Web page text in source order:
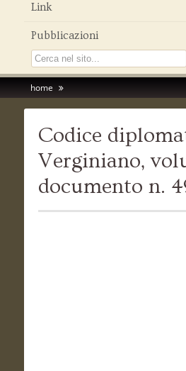
Link
Pubblicazioni
home
Codice
Verginiano,
documento n.